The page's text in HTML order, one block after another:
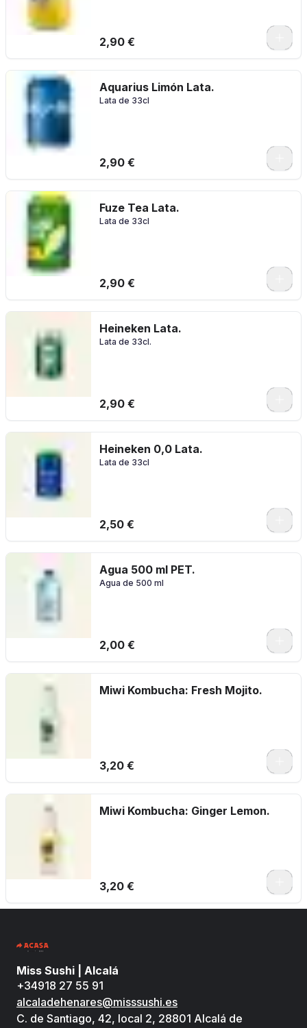
2,90 €
Aquarius Limón Lata.
Lata de 33cl
2,90 €
Fuze Tea Lata.
Lata de 33cl
2,90 €
Heineken Lata.
Lata de 33cl.
2,90 €
Heineken 0,0 Lata.
Lata de 33cl
2,50 €
Agua 500 ml PET.
Agua de 500 ml
2,00 €
Miwi Kombucha: Fresh Mojito.
3,20 €
Miwi Kombucha: Ginger Lemon.
3,20 €
Miss Sushi | Alcalá
+34918 27 55 91
alcaladehenares@misssushi.es
C. de Santiago, 42, local 2, 28801 Alcalá de